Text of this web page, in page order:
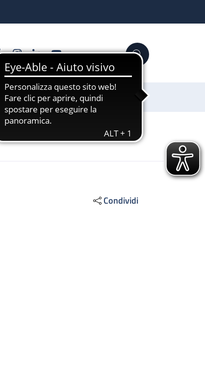
FacebookInstagram
LinkedinYouTube Cerca
Sostienici
Condividi